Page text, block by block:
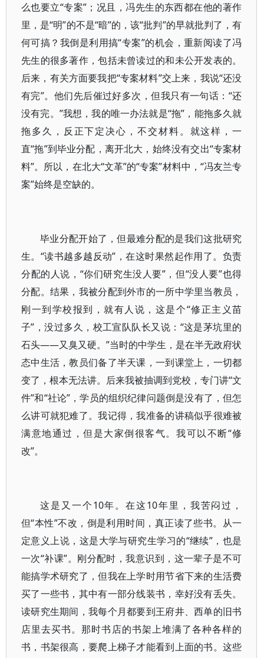
么也要立“专案”；况且，冯先生的东西都在他的著作
里，是“明”的不是“暗”的，该“批判”的早就批判了，有
何可搞？我倒是利用搞“专案”的机会，重新阅读了冯
先生的很多著作，包括未曾读过的和未公开发表的。
后来，有关方面要我把“专案材料”交上来，我说“还没
有完”。他们先后催过好多次，但我只有一句话：“还
没有完。”我想，我的唯一办法就是“拖”，能拖多久就
拖多久，反正下定决心，不交材料。就这样，一
直“拖”到毕业分配，离开北大，始终没有交出“专案材
料”。所以，在北大“文革”的“专案”材料中，“冯友兰专
案”始终是空缺的。
毕业分配开始了，但最难分配的是我们这批研究
生。“读书越多越反动”，在这时果然起作用了。负责
分配的人说，“你们研究生没人要”，但“没人要”也得
分配。结果，我被分配到外市的一所中学里当教员，
刚一到学校报到，就有人说，这是个“修正主义苗
子”，没过多久，校工宣队队长又说：“这是茅坑里的
石头——又臭又硬。”当时的中学生，是在半无政府状
态中生活，教员们备了半天课，一到课堂上，一切都
变了，根本无法讲。后来我被抽调到党校，专门讲“文
件”和“社论”，学员的组织纪律问题倒是没有了，但怎
么讲可就犯难了。我记得，我准备的讲稿似乎很难被
满意地通过，但是大家倒很客气。我可以不断“修
改”。
这是又一个10年。在这10年里，我苦闷过，
但“本性”不改，倒是利用时间，真正读了些书。从一
定意义上说，这是大学与研究生学习的“继续”，也是
一次“补课”。刚分配时，我意识到，这一辈子是不可
能搞学术研究了，但我在上学时用节省下来的生活费
买了一些书，其中有一部分线装书，幸好没有丢失。
读研究生期间，我每个月都要到王府井、西单的旧书
店里去买书。那时书店的书架上堆满了各种各样的
书，书架很高，要爬上梯子才能看到上面的书。这些